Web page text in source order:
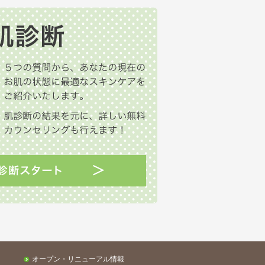
オープン・リニューアル情報